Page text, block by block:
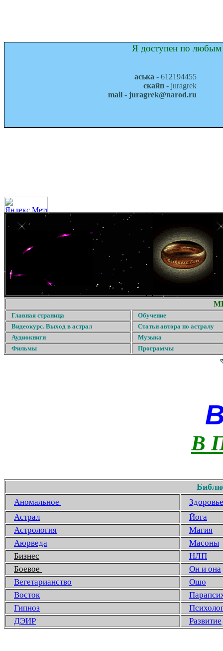
Я доступен по любым
аська - 612194455
скайп - juragrek
mail - juragrek@narod.ru
Главная страница
Обучение
Видеокурс. Выход в астрал
Статьи автора по астралу
Аудиокниги
Музыка
Фильмы
Программы
В
Аномальное
Здоровье
Астрал
Йога
Астрология
Магия
Аюрведа
Масоны
Бизнес
НЛП
Боевое
Он и она
Вегетарианство
Ошо
Восток
Гипноз
ДЭИР
Развитие